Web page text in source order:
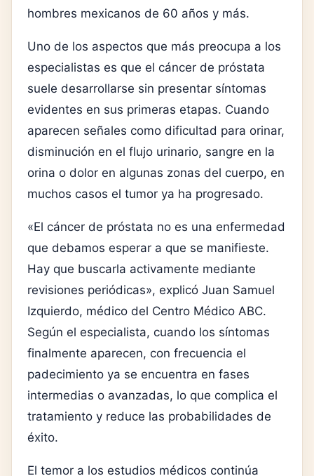
hombres mexicanos de 60 años y más.
Uno de los aspectos que más preocupa a los
especialistas es que el cáncer de próstata
suele desarrollarse sin presentar síntomas
evidentes en sus primeras etapas. Cuando
aparecen señales como dificultad para orinar,
disminución en el flujo urinario, sangre en la
orina o dolor en algunas zonas del cuerpo, en
muchos casos el tumor ya ha progresado.
«El cáncer de próstata no es una enfermedad
que debamos esperar a que se manifieste.
Hay que buscarla activamente mediante
revisiones periódicas», explicó Juan Samuel
Izquierdo, médico del Centro Médico ABC.
Según el especialista, cuando los síntomas
finalmente aparecen, con frecuencia el
padecimiento ya se encuentra en fases
intermedias o avanzadas, lo que complica el
tratamiento y reduce las probabilidades de
éxito.
El temor a los estudios médicos continúa